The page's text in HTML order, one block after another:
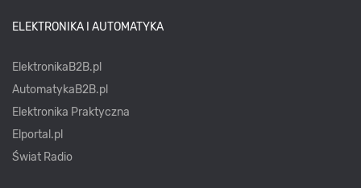
ELEKTRONIKA I AUTOMATYKA
ElektronikaB2B.pl
AutomatykaB2B.pl
Elektronika Praktyczna
Elportal.pl
Świat Radio